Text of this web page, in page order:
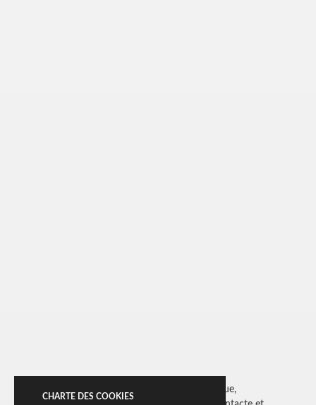
Wega transmet la sérénité de la pierre volcanique,
CHARTE DES COOKIES